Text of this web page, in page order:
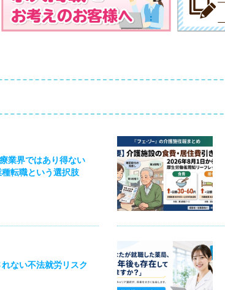
業界ではあり得ない
種転職という選択肢
れない不法就労リスク